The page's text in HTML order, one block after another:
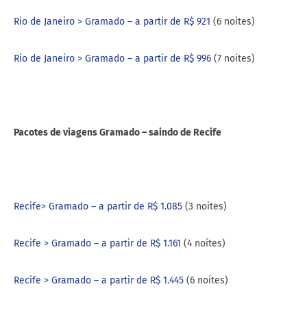
Rio de Janeiro > Gramado – a partir de R$ 921 (6 noites)
Rio de Janeiro > Gramado – a partir de R$ 996 (7 noites)
Pacotes de viagens Gramado – saindo de Recife
Recife> Gramado – a partir de R$ 1.085 (3 noites)
Recife > Gramado – a partir de R$ 1.161 (4 noites)
Recife > Gramado – a partir de R$ 1.445 (6 noites)